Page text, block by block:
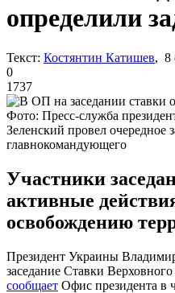
определили
Текст: Костянтин Катишев, 8
0
1737
Фото: Пресс-служба
Зеленский провел очередное
главнокомандующего
Участники
активные
освобождению
Президент Украины
заседание Ставки
сообщает Офис президента в